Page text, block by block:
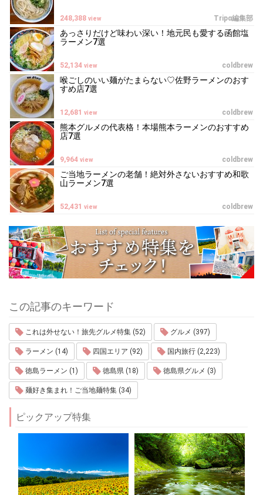
Tripα編集部
248,388 view
あっさりだけど味わい深い！地元民も愛する函館塩
ラーメン7選
coldbrew
52,134 view
喉ごしのいい麺がたまらない♡佐野ラーメンのおす
すめ店7選
coldbrew
12,681 view
熊本グルメの代表格！本場熊本ラーメンのおすすめ
店7選
coldbrew
9,964 view
ご当地ラーメンの老舗！絶対外さないおすすめ和歌
山ラーメン7選
coldbrew
52,431 view
この記事のキーワード
これは外せない！旅先グルメ特集 (52) グルメ (397)
ラーメン (14) 四国エリア (92) 国内旅行 (2,223)
徳島ラーメン (1) 徳島県 (18) 徳島県グルメ (3)
麺好き集まれ！ご当地麺特集 (34)
ピックアップ特集